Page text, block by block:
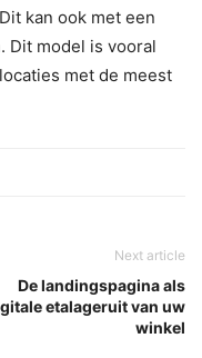
kan ook met een
Dit model is vooral
met de meest
Next article
De landingspagina als
etalageruit van uw
winkel